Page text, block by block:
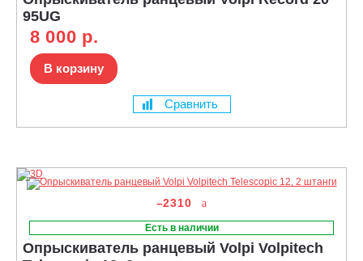
95UG
8 000 р.
В корзину
Сравнить
–2310
Есть в наличии
Опрыскиватель ранцевый Volpi Volpitech